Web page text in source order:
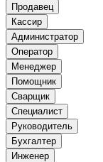
Продавец
Кассир
Администратор
Оператор
Менеджер
Помощник
Сварщик
Специалист
Руководитель
Бухгалтер
Инженер